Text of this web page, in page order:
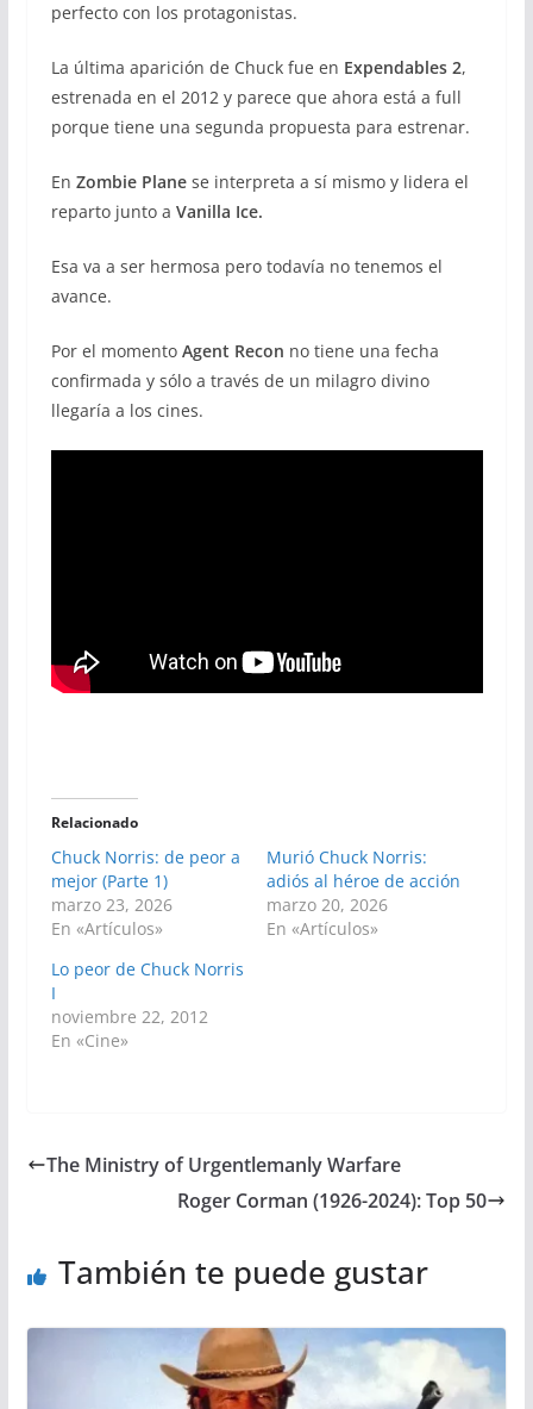
perfecto con los protagonistas.
La última aparición de Chuck fue en Expendables 2,
estrenada en el 2012 y parece que ahora está a full
porque tiene una segunda propuesta para estrenar.
En Zombie Planese interpreta a sí mismo y lidera el
reparto junto a Vanilla Ice.
Esa va a ser hermosa pero todavía no tenemos el
avance.
Por el momento Agent Recon no tiene una fecha
confirmada y sólo a través de un milagro divino
llegaría a los cines.
Relacionado
Chuck Norris: de peor a
mejor (Parte 1)
marzo 23, 2026
En «Artículos»
Murió Chuck Norris:
adiós al héroe de acción
marzo 20, 2026
En «Artículos»
Lo peor de Chuck Norris
I
noviembre 22, 2012
En «Cine»
The Ministry of Urgentlemanly Warfare
Roger Corman (1926-2024): Top 50
También te puede gustar